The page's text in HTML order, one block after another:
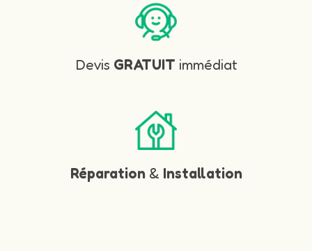
Devis GRATUIT immédiat
Réparation & Installation